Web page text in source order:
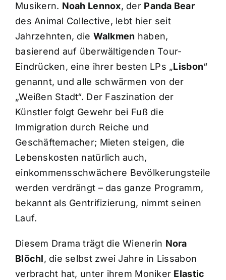
Musikern. Noah Lennox, der Panda Bear
des Animal Collective, lebt hier seit
Jahrzehnten, die Walkmen haben,
basierend auf überwältigenden Tour-
Eindrücken, eine ihrer besten LPs „Lisbon“
genannt, und alle schwärmen von der
„Weißen Stadt“. Der Faszination der
Künstler folgt Gewehr bei Fuß die
Immigration durch Reiche und
Geschäftemacher; Mieten steigen, die
Lebenskosten natürlich auch,
einkommensschwächere Bevölkerungsteile
werden verdrängt – das ganze Programm,
bekannt als Gentrifizierung, nimmt seinen
Lauf.
Diesem Drama trägt die Wienerin Nora
Blöchl, die selbst zwei Jahre in Lissabon
verbracht hat, unter ihrem Moniker Elastic